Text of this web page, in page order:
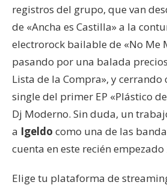
registros del grupo, que van
de «Ancha es Castilla» a la
electrorock bailable de «No Me
pasando por una balada
Lista de la Compra», y
single del primer EP «Plástico
Dj Moderno. Sin duda, un
a Igeldo como una de las
cuenta en este recién empezado
Elige tu plataforma de